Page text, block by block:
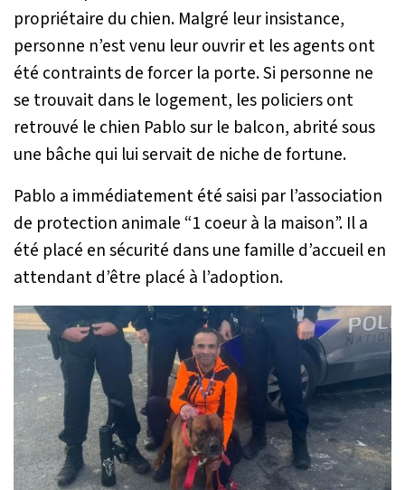
propriétaire du chien. Malgré leur insistance,
personne n’est venu leur ouvrir et les agents ont
été contraints de forcer la porte. Si personne ne
se trouvait dans le logement, les policiers ont
retrouvé le chien Pablo sur le balcon, abrité sous
une bâche qui lui servait de niche de fortune.
Pablo a immédiatement été saisi par l’association
de protection animale “1 coeur à la maison”. Il a
été placé en sécurité dans une famille d’accueil en
attendant d’être placé à l’adoption.